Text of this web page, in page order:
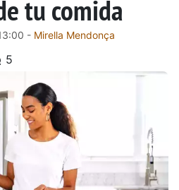
tu comida
- Mirella Mendonça